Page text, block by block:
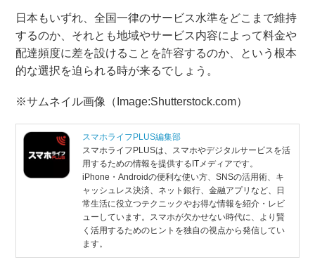
日本もいずれ、全国一律のサービス水準をどこまで維持
するのか、それとも地域やサービス内容によって料金や
配達頻度に差を設けることを許容するのか、という根本
的な選択を迫られる時が来るでしょう。
※サムネイル画像（Image:Shutterstock.com）
スマホライフPLUS編集部
スマホライフPLUSは、スマホやデジタルサービスを活
用するための情報を提供するITメディアです。
iPhone・Androidの便利な使い方、SNSの活用術、キ
ャッシュレス決済、ネット銀行、金融アプリなど、日
常生活に役立つテクニックやお得な情報を紹介・レビ
ューしています。スマホが欠かせない時代に、より賢
く活用するためのヒントを独自の視点から発信してい
ます。